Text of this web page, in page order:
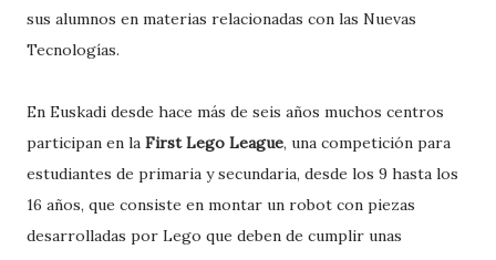
sus alumnos en materias relacionadas con las Nuevas
Tecnologías.
En Euskadi desde hace más de seis años muchos centros
participan en la First Lego League, una competición para
estudiantes de primaria y secundaria, desde los 9 hasta los
16 años, que consiste en montar un robot con piezas
desarrolladas por Lego que deben de cumplir unas